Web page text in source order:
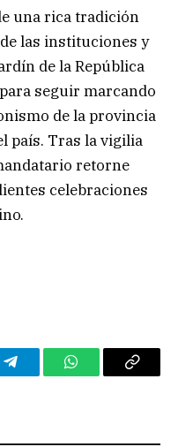
una rica tradición
las instituciones y
de la República
seguir marcando
de la provincia
país. Tras la vigilia
retorne
celebraciones
TelegramWhatsAppCopy